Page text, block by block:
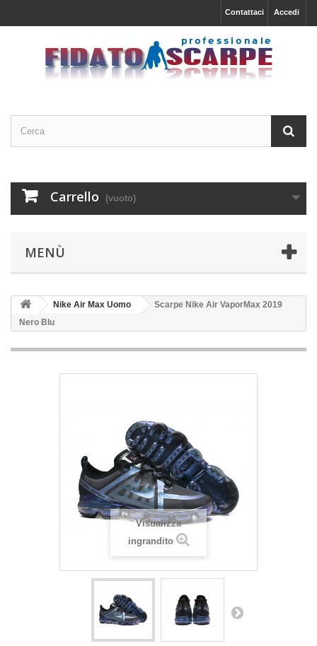
Accedi
Contattaci
Carrello (vuoto)
MENÙ
Nike Air Max Uomo
Scarpe Nike Air VaporMax 2019
Nero Blu
Visualizza
ingrandito